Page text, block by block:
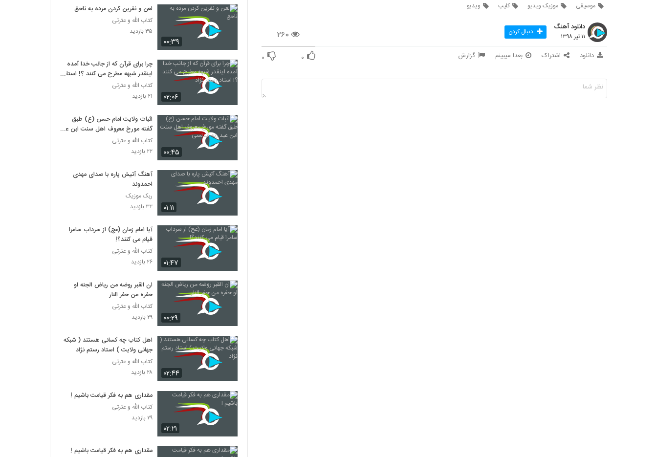
موسیقی
موزیک ویدیو کلیپ ویدیو
۲۶۰
دانلود آهنگ
۱۱ تیر ۱۳۹۸ دنبال کردن
دانلود اشتراک بعدا میبینم گزارش ۰ ۰
۰۰:۳۹
لعن و نفرين کردن مرده به ناحق
کتاب الله و عترتی
۳۵ بازدید
۰۲:۰۶
چرا برای قرآن که از جانب خدا آمده
اینقدر شبهه مطرح می کنند ؟! استاد
رستم نژاد
کتاب الله و عترتی
۲۱ بازدید
۰۰:۴۵
اثبات ولایت امام حسن (ع) طبق
گفته مورخ معروف اهل سنت ابن عبد
ربه اندلسی
کتاب الله و عترتی
۲۲ بازدید
۰۱:۱۱
آهنگ آتیش پاره با صدای مهدی
احمدوند
ربک موزیک
۳۲ بازدید
۰۱:۴۷
آیا امام زمان (عج) از سرداب سامرا
قیام می کنند؟!
کتاب الله و عترتی
۲۶ بازدید
۰۰:۲۹
ان القبر روضه من ریاض الجنه او
حفره من حفر النار
کتاب الله و عترتی
۲۹ بازدید
۰۲:۴۴
اهل کتاب چه کسانی هستند ( شبکه
جهانی ولایت ) استاد رستم نژاد
کتاب الله و عترتی
۲۸ بازدید
۰۲:۲۱
مقداری هم به فکر قیامت باشیم !
کتاب الله و عترتی
۲۹ بازدید
مقداری هم به فکر قیامت باشیم !